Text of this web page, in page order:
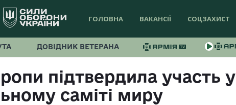
ГОЛОВНА ВАКАНСІЇ СОЦЗАХИСТ
ДОВІДНИК ВЕТЕРАНА
підтвердила участь у
саміті миру